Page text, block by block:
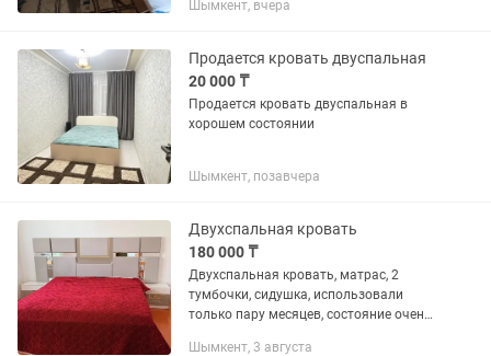
Шымкент, вчера
Продается кровать двуспальная
20 000 ₸
Продается кровать двуспальная в
хорошем состоянии
Шымкент, позавчера
Двухспальная кровать
180 000 ₸
Двухспальная кровать, матрас, 2
тумбочки, сидушка, использовали
только пару месяцев, состояние очень
Шымкент, 3 августа